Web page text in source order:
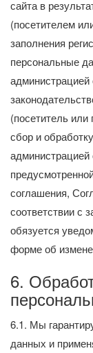
сайта в
(посетителем
заполнения
персональные
администрацией
(посетитель или
сбор и
соглашения,
соответствии с
обязуется
форме об
6.
6.1. Мы
данных и